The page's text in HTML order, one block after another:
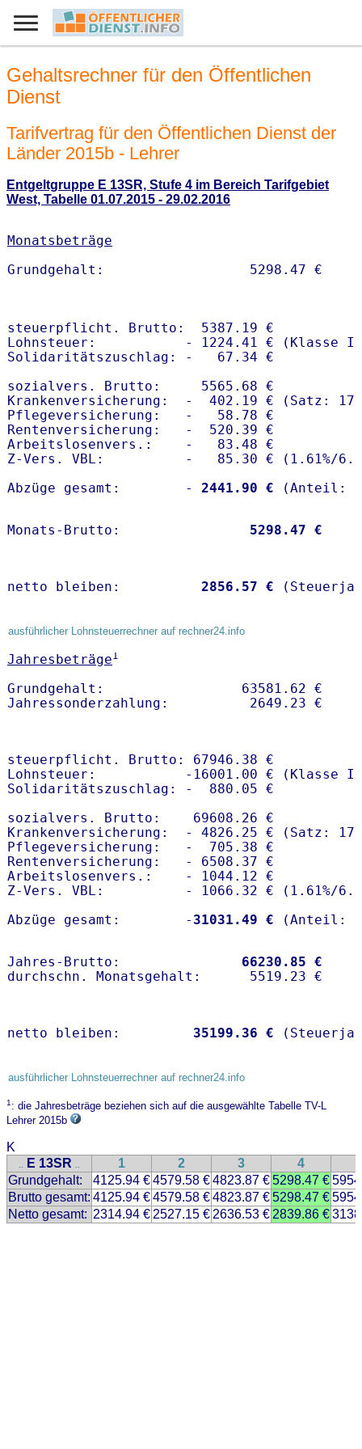
Gehaltsrechner für den Öffentlichen
Dienst
Tarifvertrag für den Öffentlichen Dienst der
Länder 2015b - Lehrer
Entgeltgruppe E 13SR, Stufe 4 im Bereich Tarifgebiet
West, Tabelle 01.07.2015 - 29.02.2016
Monatsbeträge
steuerpflicht. Brutto:  5387.19 €
Lohnsteuer:           - 1224.41 € (Klasse I)
Solidaritätszuschlag: -   67.34 €
sozialvers. Brutto:     5565.68 €
Krankenversicherung:  -  402.19 € (Satz:
Pflegeversicherung:   -   58.78 €
Rentenversicherung:   -  520.39 €
Arbeitslosenvers.:    -   83.48 €
Z-Vers. VBL:          -   85.30 € ( 1.61%/
Abzüge gesamt:        -
2441.90 €
Monats-Brutto: 5298.47 €
netto bleiben: 2856.57 €
ausführlicher Lohnsteuerrechner auf rechner24.info
Jahresbeträge1
Grundgehalt:                 63581.62 €
steuerpflicht. Brutto: 67946.38 €
Lohnsteuer:           -16001.00 € (Klasse I)
Solidaritätszuschlag: -  880.05 €
sozialvers. Brutto:    69608.26 €
Krankenversicherung:  - 4826.25 € (Satz:
Pflegeversicherung:   -  705.38 €
Rentenversicherung:   - 6508.37 €
Arbeitslosenvers.:    - 1044.12 €
Z-Vers. VBL:          - 1066.32 € ( 1.61%/
Abzüge gesamt:        - 31031.49 €
Jahres-Brutto: 66230.85 €
netto bleiben: 35199.36 €
ausführlicher Lohnsteuerrechner auf rechner24.info
1: die Jahresbeträge beziehen sich auf die ausgewählte Tabelle TV-L
Lehrer 2015b
K
.. E 13SR .. 1 2 3 4
Grundgehalt:
4125.94 €4579.58 €4823.87 €5298.47 €
Brutto gesamt: 4125.94 €4579.58 €4823.87 €5298.47 €
Netto gesamt: 2314.94 € 2527.15 € 2636.53 € 2839.86 €